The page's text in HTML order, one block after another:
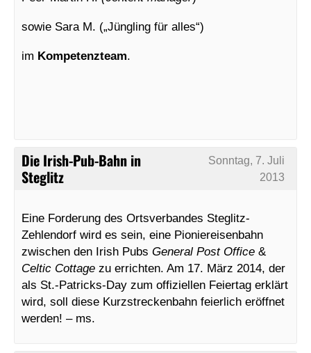
sowie Sara M. („Jüngling für alles“)
im Kompetenzteam.
Die Irish-Pub-Bahn in
Steglitz
Sonntag, 7. Juli
2013
Eine Forderung des Ortsverbandes Steglitz-
Zehlendorf wird es sein, eine Pioniereisenbahn
zwischen den Irish Pubs General Post Office &
Celtic Cottage zu errichten. Am 17. März 2014, der
als St.-Patricks-Day zum offiziellen Feiertag erklärt
wird, soll diese Kurzstreckenbahn feierlich eröffnet
werden! – ms.